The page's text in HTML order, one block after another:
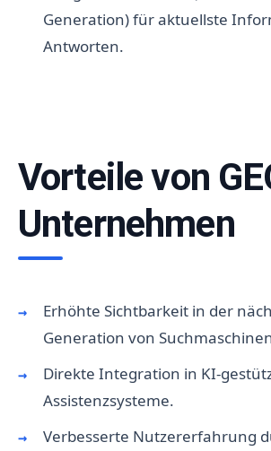
Generation) für aktuellste
Antworten.
Vorteile von
Unternehmen
Erhöhte Sichtbarkeit in der
Generation von
Direkte Integration in KI-
Assistenzsysteme.
Verbesserte Nutzererfahrung